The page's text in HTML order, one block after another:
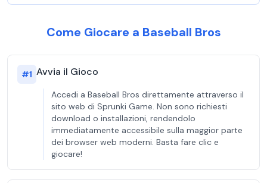
Come Giocare a Baseball Bros
#1 Avvia il Gioco
Accedi a Baseball Bros direttamente attraverso il
sito web di Sprunki Game. Non sono richiesti
download o installazioni, rendendolo
immediatamente accessibile sulla maggior parte
dei browser web moderni. Basta fare clic e
giocare!